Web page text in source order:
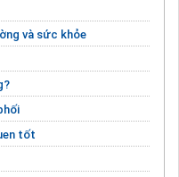
và sức khỏe
tốt